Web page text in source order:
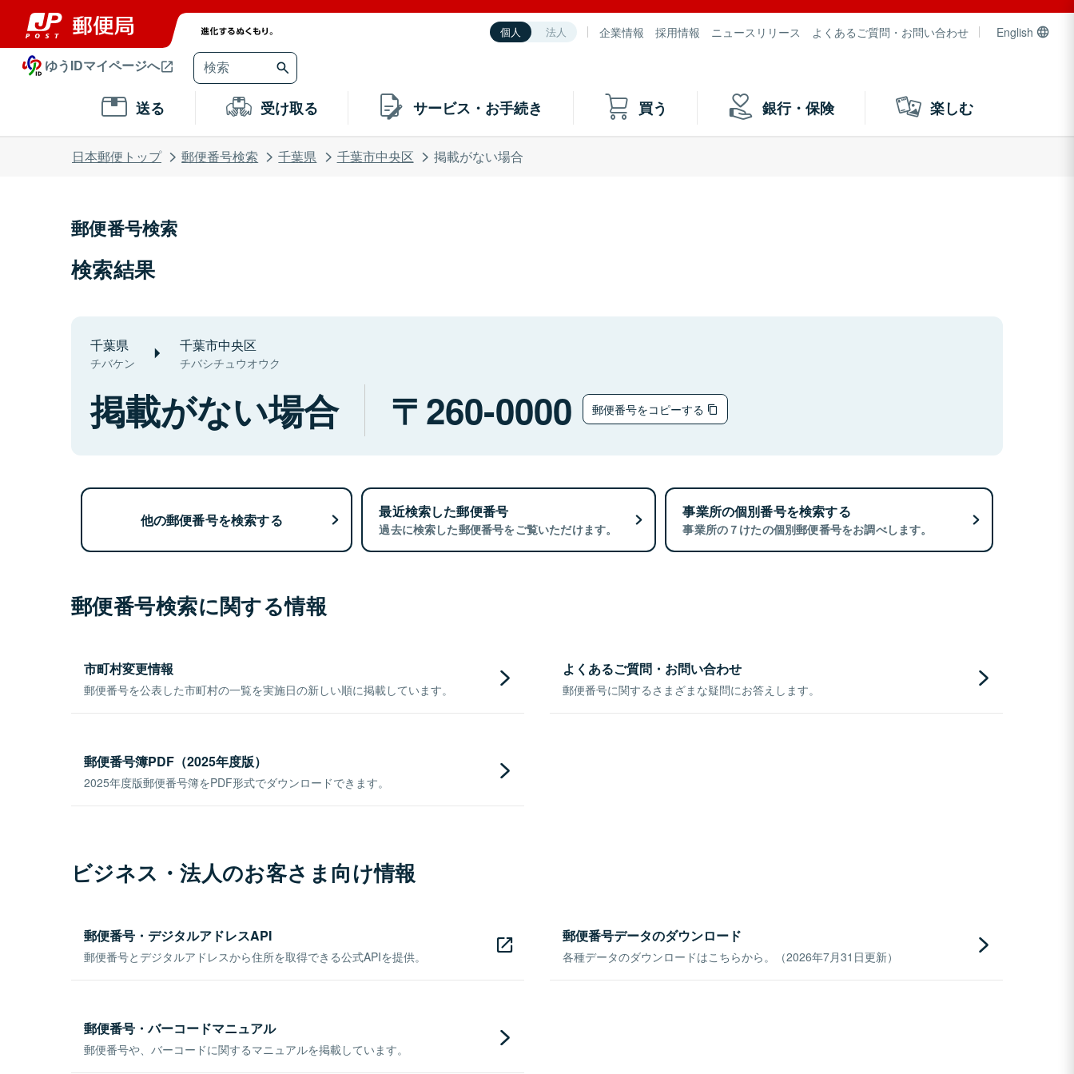
個人 法人 企業情報 採用情報 ニュースリリース よくあるご質問・お問い合わせ English
ゆうIDマイページへ
送る 受け取る サービス・お手続き 買う 銀行・保険 楽しむ
日本郵便トップ 郵便番号検索 千葉県 千葉市中央区 掲載がない場合
郵便番号検索
検索結果
千葉県
チバケン
千葉市中央区
チバシチュウオウク
掲載がない場合 260-0000 郵便番号をコピーする
他の郵便番号を検索する 最近検索した郵便番号
過去に検索した郵便番号をご覧いただけます。
事業所の個別番号を検索する
事業所の７けたの個別郵便番号をお調べします。
郵便番号検索に関する情報
市町村変更情報
郵便番号を公表した市町村の一覧を実施日の新しい順に掲載しています。
よくあるご質問・お問い合わせ
郵便番号に関するさまざまな疑問にお答えします。
郵便番号簿PDF（2025年度版）
2025年度版郵便番号簿をPDF形式でダウンロードできます。
ビジネス・法人のお客さま向け情報
郵便番号・デジタルアドレスAPI
郵便番号とデジタルアドレスから住所を取得できる公式APIを提供。
郵便番号データのダウンロード
各種データのダウンロードはこちらから。（2026年7月31日更新）
郵便番号・バーコードマニュアル
郵便番号や、バーコードに関するマニュアルを掲載しています。